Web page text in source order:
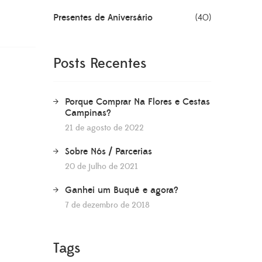
Presentes de Aniversário (40)
Posts Recentes
Porque Comprar Na Flores e Cestas
Campinas?
21 de agosto de 2022
Sobre Nós / Parcerias
20 de julho de 2021
Ganhei um Buquê e agora?
7 de dezembro de 2018
Tags